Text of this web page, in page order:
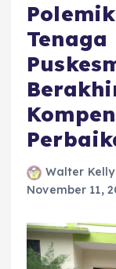
Tenaga
Walter Kelly
November 11,